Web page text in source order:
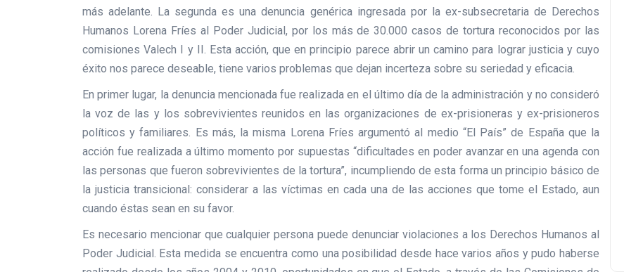
más adelante. La segunda es una denuncia genérica ingresada por la ex-subsecretaria de Derechos
Humanos Lorena Fríes al Poder Judicial, por los más de 30.000 casos de tortura reconocidos por las
comisiones Valech I y II. Esta acción, que en principio parece abrir un camino para lograr justicia y cuyo
éxito nos parece deseable, tiene varios problemas que dejan incerteza sobre su seriedad y eficacia.
En primer lugar, la denuncia mencionada fue realizada en el último día de la administración y no consideró
la voz de las y los sobrevivientes reunidos en las organizaciones de ex-prisioneras y ex-prisioneros
políticos y familiares. Es más, la misma Lorena Fríes argumentó al medio “El País” de España que la
acción fue realizada a último momento por supuestas “dificultades en poder avanzar en una agenda con
las personas que fueron sobrevivientes de la tortura”, incumpliendo de esta forma un principio básico de
la justicia transicional: considerar a las víctimas en cada una de las acciones que tome el Estado, aun
cuando éstas sean en su favor.
Es necesario mencionar que cualquier persona puede denunciar violaciones a los Derechos Humanos al
Poder Judicial. Esta medida se encuentra como una posibilidad desde hace varios años y pudo haberse